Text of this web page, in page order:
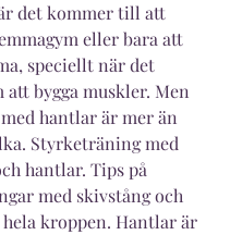
det kommer till att
eller bara att
speciellt när det
att bygga muskler. Men
hantlar är mer än
Styrketräning med
hantlar. Tips på
med skivstång och
kroppen. Hantlar är